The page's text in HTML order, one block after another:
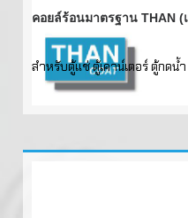
คอยล์ร้อนมาตรฐาน THAN (
สำหรับตู้แช่ ตู้เคาน์เตอร์ ตู้กดน้